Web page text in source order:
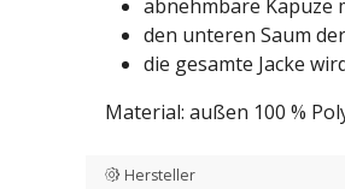
abnehmbare Kapuze
den unteren Saum
die gesamte Jacke
Material: außen 100 %
Hersteller